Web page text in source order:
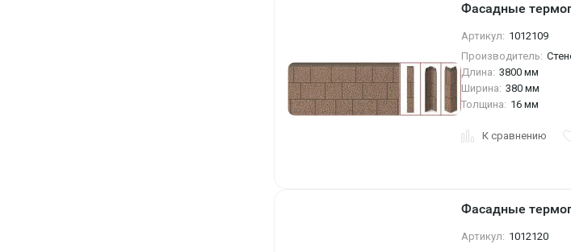
Фасадные
Артикул: 1012109
Производитель:
Длина: 3800 мм
Ширина: 380 мм
Толщина: 16 мм
К сравнению
Фасадные
Артикул: 1012120